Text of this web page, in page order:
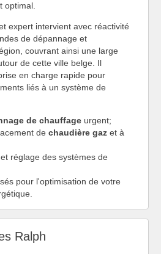
optimal.
expert intervient avec réactivité
de dépannage et
couvrant ainsi une large
de cette ville belge. Il
en charge rapide pour
liés à un système de
de chauffage urgent;
de chaudière gaz et à
réglage des systèmes de
pour l'optimisation de votre
Ralph